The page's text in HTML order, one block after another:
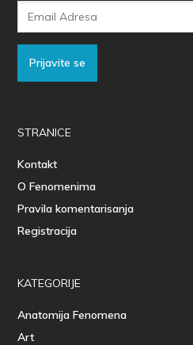
Prijavite se
STRANICE
Kontakt
O Fenomenima
Pravila komentarisanja
Registracija
KATEGORIJE
Anatomija Fenomena
Art